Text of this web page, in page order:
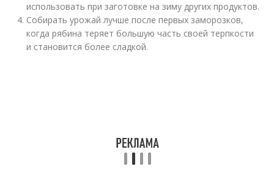
использовать при заготовке на зиму других продуктов.
Собирать урожай лучше после первых заморозков,
когда рябина теряет большую часть своей терпкости
и становится более сладкой.